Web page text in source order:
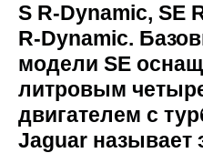
S R-Dynamic, SE
R-Dynamic.
модели SE
литровым
двигателем с
Jaguar называет